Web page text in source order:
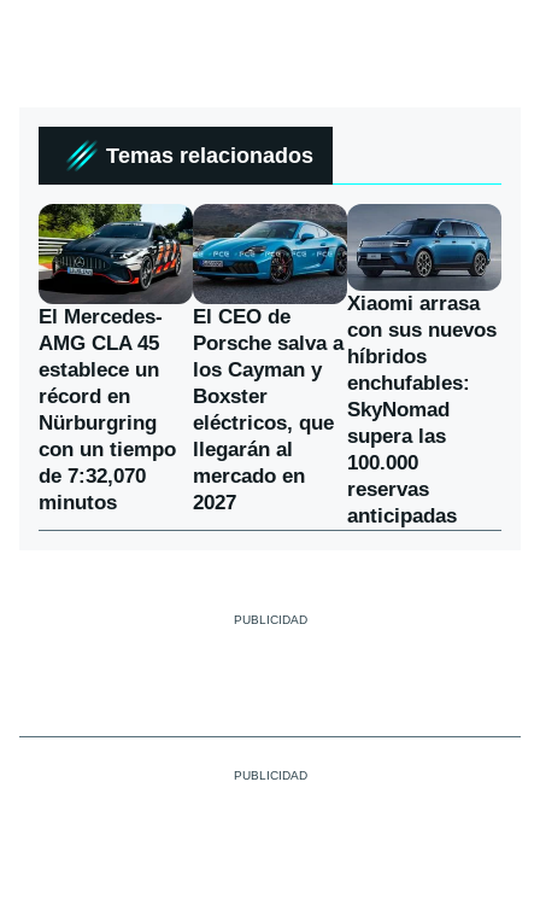
Temas relacionados
El Mercedes-
AMG CLA 45
establece un
récord en
Nürburgring
con un tiempo
de 7:32,070
minutos
El CEO de
Porsche salva a
los Cayman y
Boxster
eléctricos, que
llegarán al
mercado en
2027
Xiaomi arrasa
con sus nuevos
híbridos
enchufables:
SkyNomad
supera las
100.000
reservas
anticipadas